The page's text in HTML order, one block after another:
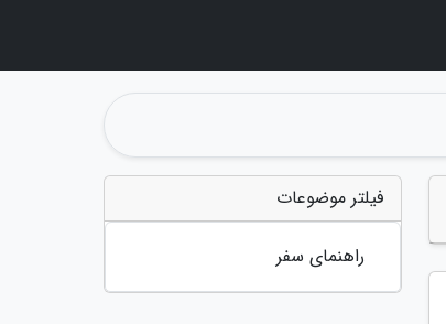
فیلتر موضوعات
راهنمای سفر